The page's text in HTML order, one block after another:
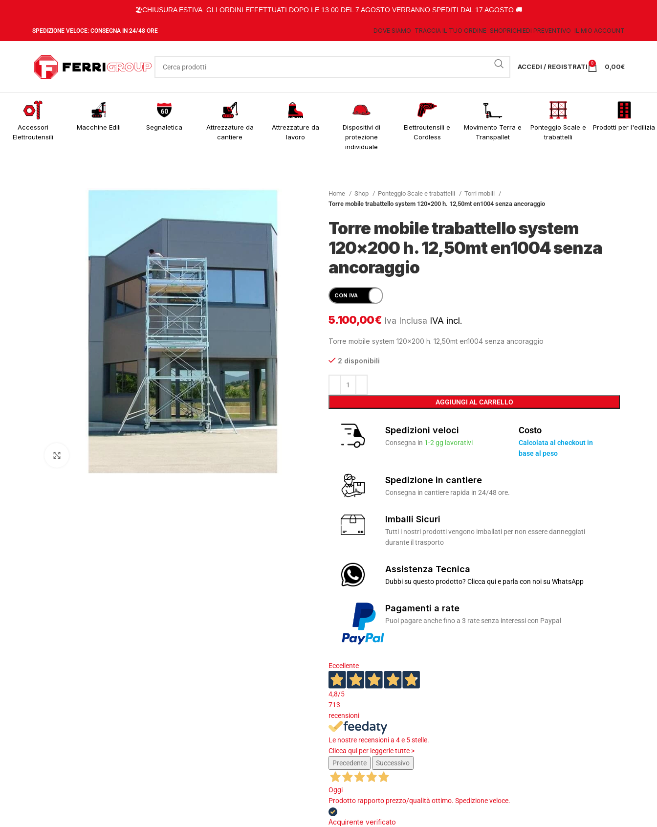
🏖️CHIUSURA ESTIVA: GLI ORDINI EFFETTUATI DOPO LE 13:00 DEL 7 AGOSTO VERRANNO SPEDITI DAL 17 AGOSTO 🚚
SPEDIZIONE VELOCE: CONSEGNA IN 24/48 ORE DOVE SIAMO TRACCIA IL TUO ORDINE SHOPRICHIEDI PREVENTIVO IL MIO ACCOUNT
ACCEDI / REGISTRATI 0 0,00€
Accessori
Elettroutensili
Macchine Edili Segnaletica
Attrezzature da
cantiere
Attrezzature da
lavoro
Dispositivi di
protezione
individuale
Elettroutensili e
Cordless
Movimento Terra e
Transpallet
Ponteggio Scale e
trabattelli
Prodotti per l'edilizia
Home Shop Ponteggio Scale e trabattelli
Torri mobili
Torre mobile trabattello system 120×200 h. 12,50mt en1004 senza ancoraggio
Torre mobile trabattello system
120×200 h. 12,50mt en1004 senza
ancoraggio
5.100,00€ Iva Inclusa IVA incl.
Torre mobile system 120×200 h. 12,50mt en1004 senza ancoraggio
2 disponibili
AGGIUNGI AL CARRELLO
Spedizioni veloci
Consegna in 1-2 gg lavorativi
Costo
Calcolata al checkout in
base al peso
Spedizione in cantiere
Consegna in cantiere rapida in 24/48 ore.
Imballi Sicuri
Tutti i nostri prodotti vengono imballati per non essere danneggiati
durante il trasporto
Assistenza Tecnica
Dubbi su questo prodotto? Clicca qui e parla con noi su WhatsApp
Pagamenti a rate
Puoi pagare anche fino a 3 rate senza interessi con Paypal
Eccellente
4,8/5
713
recensioni
Le nostre recensioni a 4 e 5 stelle.
Clicca qui per leggerle tutte >
Precedente
Successivo
Oggi
Prodotto rapporto prezzo/qualità ottimo. Spedizione veloce.
Acquirente verificato